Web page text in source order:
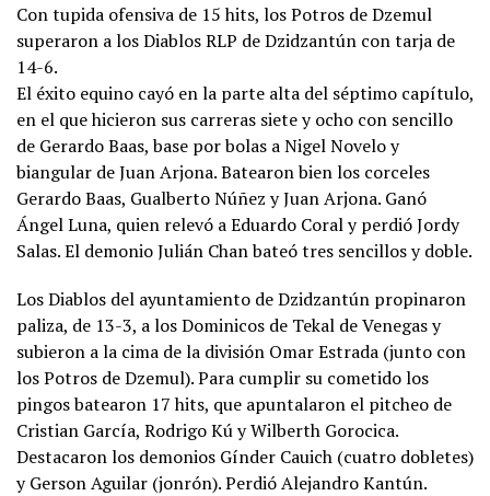
Con tupida ofensiva de 15 hits, los Potros de Dzemul
superaron a los Diablos RLP de Dzidzantún con tarja de
14-6.
El éxito equino cayó en la parte alta del séptimo capítulo,
en el que hicieron sus carreras siete y ocho con sencillo
de Gerardo Baas, base por bolas a Nigel Novelo y
biangular de Juan Arjona. Batearon bien los corceles
Gerardo Baas, Gualberto Núñez y Juan Arjona. Ganó
Ángel Luna, quien relevó a Eduardo Coral y perdió Jordy
Salas. El demonio Julián Chan bateó tres sencillos y doble.
Los Diablos del ayuntamiento de Dzidzantún propinaron
paliza, de 13-3, a los Dominicos de Tekal de Venegas y
subieron a la cima de la división Omar Estrada (junto con
los Potros de Dzemul). Para cumplir su cometido los
pingos batearon 17 hits, que apuntalaron el pitcheo de
Cristian García, Rodrigo Kú y Wilberth Gorocica.
Destacaron los demonios Gínder Cauich (cuatro dobletes)
y Gerson Aguilar (jonrón). Perdió Alejandro Kantún.